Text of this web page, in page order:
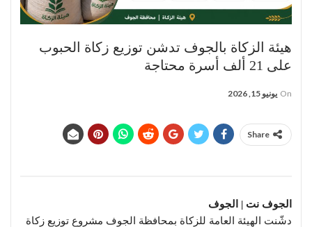
هيئة الزكاة بالجوف تدشن توزيع زكاة الحبوب
على 21 ألف أسرة محتاجة
On يونيو 15, 2026
Share
الجوف نت | الجوف
دشّنت الهيئة العامة للزكاة بمحافظة الجوف مشروع توزيع زكاة